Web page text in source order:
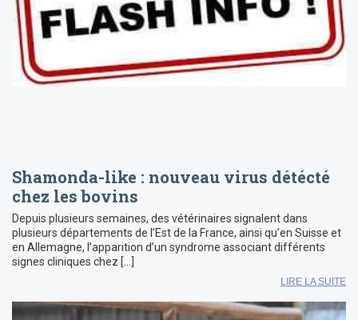
Shamonda-like : nouveau virus détécté
chez les bovins
Depuis plusieurs semaines, des vétérinaires signalent dans
plusieurs départements de l’Est de la France, ainsi qu’en Suisse et
en Allemagne, l’apparition d’un syndrome associant différents
signes cliniques chez […]
LIRE LA SUITE